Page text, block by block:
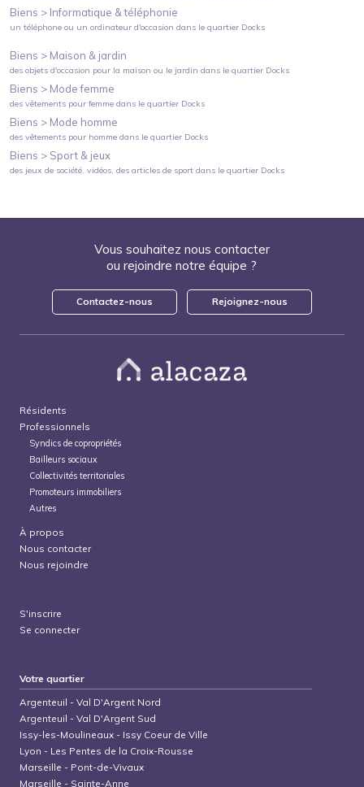
Biens > Informatique & téléphonie
un téléphone ou un ordinateur d'occasion dans le quartier Docks
Biens > Maison & jardin
des objets d'occasion pour la maison ou le jardin dans le quartier Docks
Biens > Mode femme
des vêtements pour femme dans le quartier Docks
Biens > Mode homme
des vêtements pour homme dans le quartier Docks
Biens > Sport & jeux
des jeux de société, vidéos, des articles de sport dans le quartier Docks
Vous souhaitez nous contacter
ou rejoindre notre équipe ?
Contactez-nous Rejoignez-nous
Résidents
Professionnels
Syndics de copropriétés
Bailleurs sociaux
Collectivités territoriales
Promoteurs immobiliers
Autres
À propos
Nous contacter
Nous rejoindre
S'inscrire
Se connecter
Votre quartier
Argenteuil -Val D'Argent Nord
Argenteuil -Val D'Argent Sud
Issy-les-Moulineaux - Issy Coeur de Ville
Lyon - Les Pentes de la Croix-Rousse
Marseille - Pont-de-Vivaux
Marseille - Sainte-Anne